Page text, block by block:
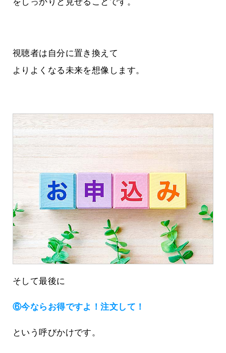
視聴者は自分に置き換えて
よりよくなる未来を想像します。
そして最後に
⑥今ならお得ですよ！注文して！
という呼びかけです。